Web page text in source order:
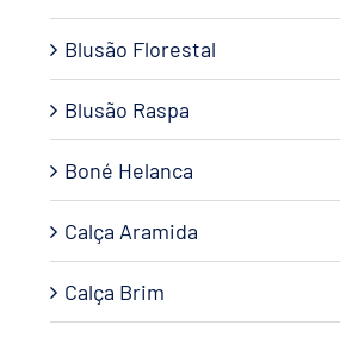
Blusão Florestal
Blusão Raspa
Boné Helanca
Calça Aramida
Calça Brim